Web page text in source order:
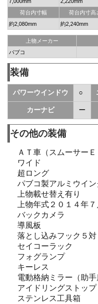
7,000mm 2,220mm
荷台内寸幅
荷台内寸高
約2,080mm
約2,240mm
上物メーカー
パブコ
装備
パワーウインドウ ○
カーナビ ー
その他の装備
ＡＴ車（スムーサーＥ
ワイド
超ロング
パブコ製アルミウイン
上物載せ替え有り
上物年式２０１４年７
バックカメラ
導風板
落とし込みフック５対
セイコーラック
フォグランプ
キーレス
電動格納ミラー（助手
アイドリングストップ
ステンレス工具箱